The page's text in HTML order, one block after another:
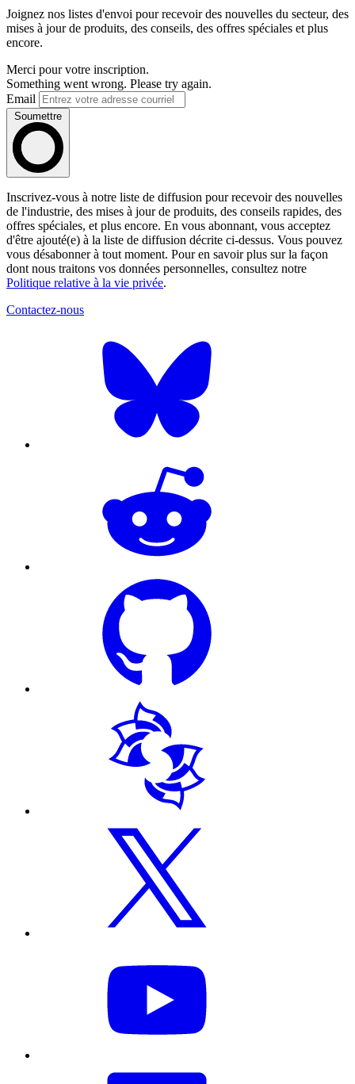
Joignez nos listes d'envoi pour recevoir des nouvelles du secteur, des
mises à jour de produits, des conseils, des offres spéciales et plus
encore.
Merci pour votre inscription.
Something went wrong. Please try again.
Email
Soumettre
Inscrivez-vous à notre liste de diffusion pour recevoir des nouvelles
de l'industrie, des mises à jour de produits, des conseils rapides, des
offres spéciales, et plus encore. En vous abonnant, vous acceptez
d'être ajouté(e) à la liste de diffusion décrite ci-dessus. Vous pouvez
vous désabonner à tout moment. Pour en savoir plus sur la façon
dont nous traitons vos données personnelles, consultez notre
Politique relative à la vie privée.
Contactez-nous